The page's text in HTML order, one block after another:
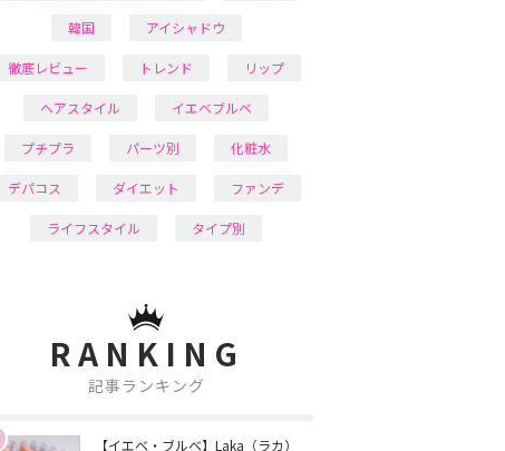
韓国 アイシャドウ
徹底レビュー トレンド リップ
ヘアスタイル イエベブルベ
プチプラ パーツ別 化粧水
デパコス ダイエット ファンデ
ライフスタイル タイプ別
RANKING
記事ランキング
【イエベ・ブルベ】Laka（ラカ）